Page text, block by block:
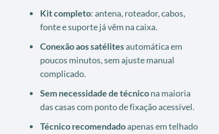
Kit completo: antena, roteador, cabos,
fonte e suporte já vêm na caixa.
Conexão aos satélitesautomática em
poucos minutos, sem ajuste manual
complicado.
Sem necessidade de técnicona maioria
das casas com ponto de fixação acessível.
Técnico recomendadoapenas em telhado